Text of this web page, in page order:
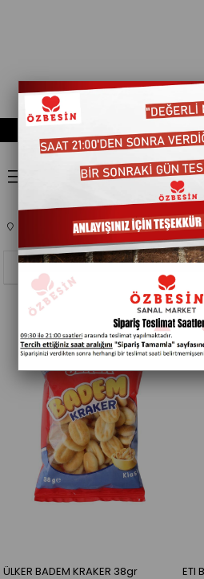
ATISTIRMALIK VE EGLENCELIK
Sıralama
ÜLKER BADEM KRAKER 38gr ETI